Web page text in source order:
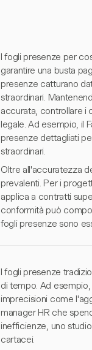
I fogli presenze per
garantire una busta
presenze catturano
straordinari.
accurata, controllare i
legale. Ad esempio, il
presenze dettagliati
straordinari.
Oltre all'accuratezza
prevalenti. Per i
applica a contratti
conformità può
fogli presenze sono
I fogli presenze
di tempo. Ad
imprecisioni come
manager HR che
inefficienze, uno
cartacei.